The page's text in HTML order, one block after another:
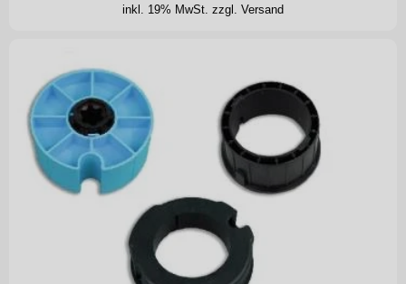
inkl. 19% MwSt. zzgl. Versand